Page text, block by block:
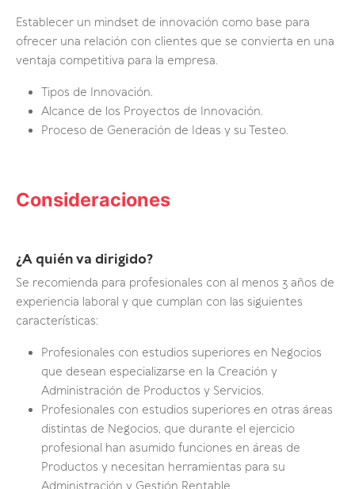
Establecer un mindset de innovación como base para
ofrecer una relación con clientes que se convierta en una
ventaja competitiva para la empresa.
Tipos de Innovación.
Alcance de los Proyectos de Innovación.
Proceso de Generación de Ideas y su Testeo.
Consideraciones
¿A quién va dirigido?
Se recomienda para profesionales con al menos 3 años de
experiencia laboral y que cumplan con las siguientes
características:
Profesionales con estudios superiores en Negocios
que desean especializarse en la Creación y
Administración de Productos y Servicios.
Profesionales con estudios superiores en otras áreas
distintas de Negocios, que durante el ejercicio
profesional han asumido funciones en áreas de
Productos y necesitan herramientas para su